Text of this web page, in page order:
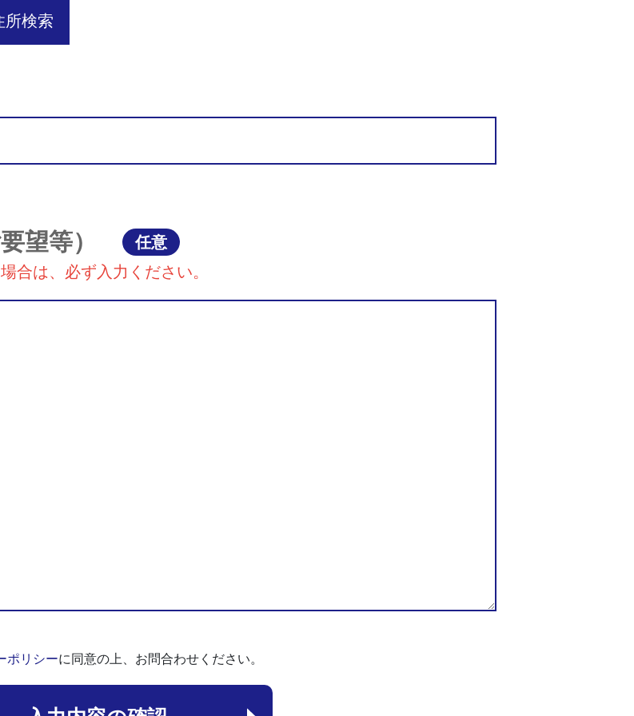
所検索
望等）
任意
合は、必ず入力ください。
ポリシーに同意の上、お問合わせください。